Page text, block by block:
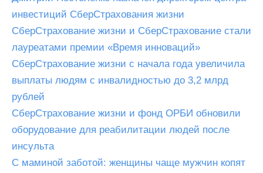
инвестиций СберСтрахования жизни
СберСтрахование жизни и СберСтрахование стали
лауреатами премии «Время инноваций»
СберСтрахование жизни с начала года увеличила
выплаты людям с инвалидностью до 3,2 млрд
рублей
СберСтрахование жизни и фонд ОРБИ обновили
оборудование для реабилитации людей после
инсульта
С маминой заботой: женщины чаще мужчин копят